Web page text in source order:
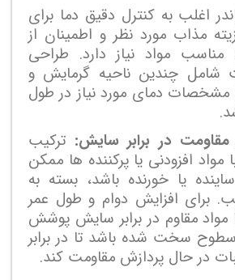
اغلب به کنترل دقیق دما برای
مذاب مورد نظر و اطمینان از
مناسب مواد نیاز دارد. طراحی
شامل چندین ناحیه گرمایش و
دمای مورد نیاز در طول
ترکیب
مواد افزودنی یا پرکننده ها ممکن
یا خورنده باشد، بسته به
برای افزایش دوام و طول عمر
مقاوم در برابر سایش پوشش
سطوح سخت شده باشد تا در برابر
در حال پردازش مقاومت کند.